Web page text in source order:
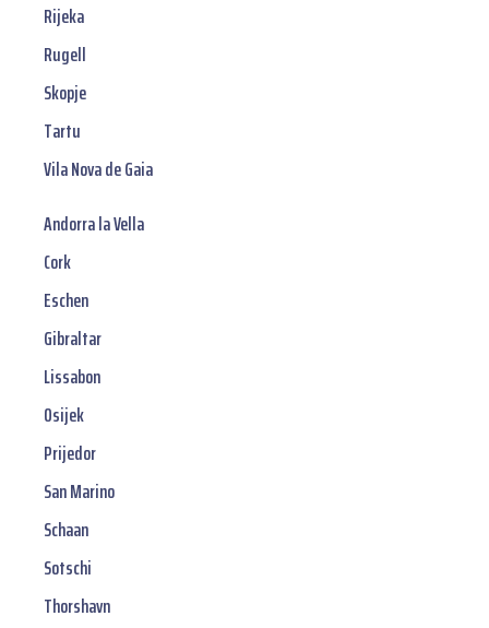
Rijeka
Rugell
Skopje
Tartu
Vila Nova de Gaia
Andorra la Vella
Cork
Eschen
Gibraltar
Lissabon
Osijek
Prijedor
San Marino
Schaan
Sotschi
Thorshavn